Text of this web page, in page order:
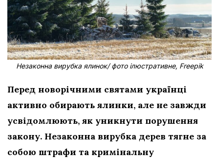
Незаконна вирубка ялинок/ фото ілюстративне, Freepik
Перед новорічними святами українці
активно обирають ялинки, але не завжди
усвідомлюють, як уникнути порушення
закону. Незаконна вирубка дерев тягне за
собою штрафи та кримінальну